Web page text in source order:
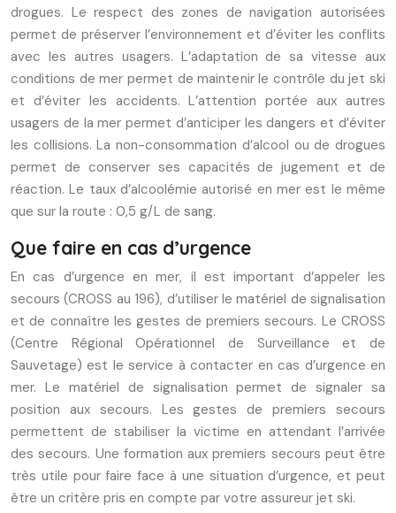
drogues. Le respect des zones de navigation autorisées
permet de préserver l’environnement et d’éviter les conflits
avec les autres usagers. L’adaptation de sa vitesse aux
conditions de mer permet de maintenir le contrôle du jet ski
et d’éviter les accidents. L’attention portée aux autres
usagers de la mer permet d’anticiper les dangers et d’éviter
les collisions. La non-consommation d’alcool ou de drogues
permet de conserver ses capacités de jugement et de
réaction. Le taux d’alcoolémie autorisé en mer est le même
que sur la route : 0,5 g/L de sang.
Que faire en cas d’urgence
En cas d’urgence en mer, il est important d’appeler les
secours (CROSS au 196), d’utiliser le matériel de signalisation
et de connaître les gestes de premiers secours. Le CROSS
(Centre Régional Opérationnel de Surveillance et de
Sauvetage) est le service à contacter en cas d’urgence en
mer. Le matériel de signalisation permet de signaler sa
position aux secours. Les gestes de premiers secours
permettent de stabiliser la victime en attendant l’arrivée
des secours. Une formation aux premiers secours peut être
très utile pour faire face à une situation d’urgence, et peut
être un critère pris en compte par votre assureur jet ski.